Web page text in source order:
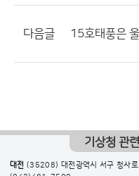
다음글 15호태풍은
기상청 관
대전 (35208) 대전광역시 서구 청사